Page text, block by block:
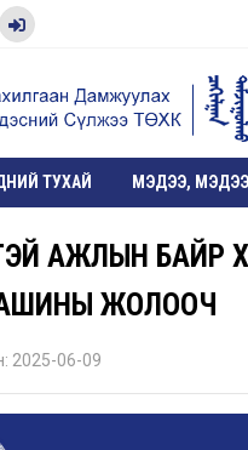
ТУХАЙ МЭДЭЭ,
АЖЛЫН БАЙР
ЖОЛООЧ
2025-06-09